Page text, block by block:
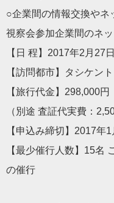
○企業間の情報交換やネ
視察会参加企業間のネ
【日 程】2017年2月27
【訪問都市】タシケン
【旅行代金】298,000
（別途 査証代実費：
【申込み締切】2017年1
【最少催行人数】15名
の催行
を延期